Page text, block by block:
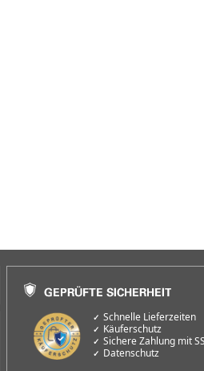
Schnelle Lieferzeiten
Käuferschutz
Sichere Zahlung mit
Datenschutz